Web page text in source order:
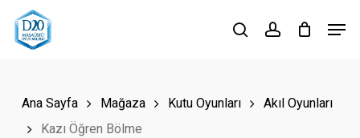
Skip
searchaccount
Ana Sayfa Mağaza Kutu Oyunları
Akıl Oyunları
Kazı Öğren Bölme